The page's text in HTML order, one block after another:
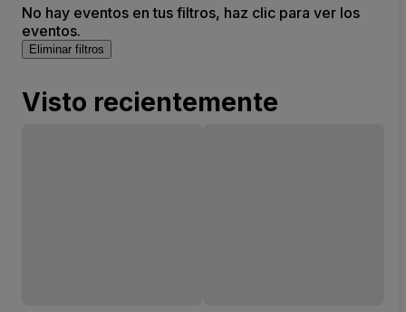
No hay eventos en tus filtros, haz clic para ver los
eventos.
Eliminar filtros
Visto recientemente